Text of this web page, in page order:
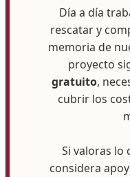
Día a día
rescatar y
memoria de
proyecto
gratuito,
cubrir los
Si valoras lo
considera